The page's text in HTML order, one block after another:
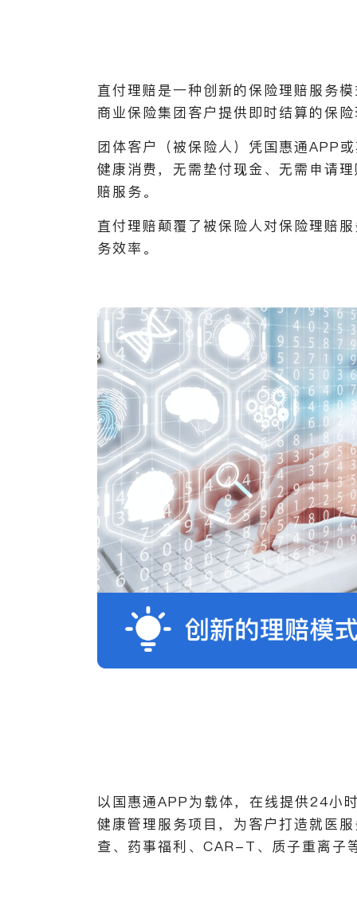
直付理赔是一种创新的保险理赔服务
商业保险集团客户提供即时结算的保
团体客户（被保险人）凭国惠通APP
健康消费，无需垫付现金、无需申请
赔服务。
直付理赔颠覆了被保险人对保险理赔
务效率。
以国惠通APP为载体，在线提供24小
健康管理服务项目，为客户打造就医
查、药事福利、CAR-T、质子重离子